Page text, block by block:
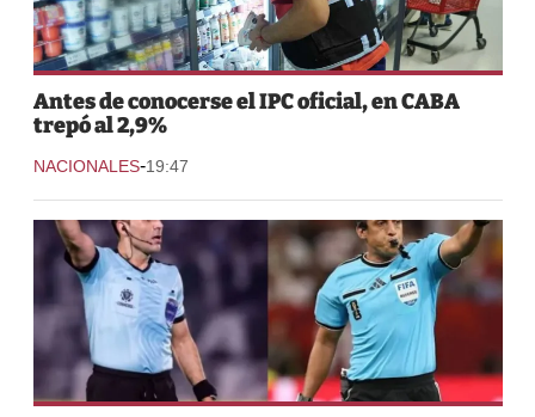
Antes de conocerse el IPC oficial, en CABA
trepó al 2,9%
NACIONALES-19:47